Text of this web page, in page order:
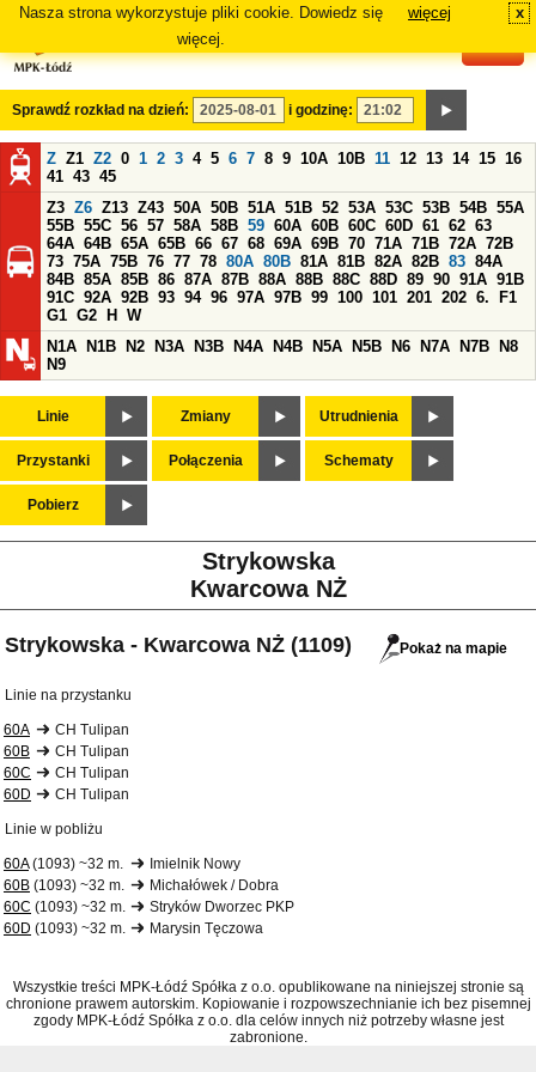
Nasza strona wykorzystuje pliki cookie. Dowiedz się
więcej.
więcej x
Sprawdź rozkład na dzień: i godzinę:
Z Z1 Z2 0 1 2 3 4 5 6 7 8 9 10A 10B 11 12 13 14 15 16
41 43 45
Z3 Z6 Z13 Z43 50A 50B 51A 51B 52 53A 53C 53B 54B 55A
55B 55C 56 57 58A 58B 59 60A 60B 60C 60D 61 62 63
64A 64B 65A 65B 66 67 68 69A 69B 70 71A 71B 72A 72B
73 75A 75B 76 77 78 80A 80B 81A 81B 82A 82B 83 84A
84B 85A 85B 86 87A 87B 88A 88B 88C 88D 89 90 91A 91B
91C 92A 92B 93 94 96 97A 97B 99 100 101 201 202 6.
F1
G1 G2 H
W
N1A
N1B N2 N3A N3B N4A N4B N5A N5B N6 N7A N7B
N8
N9
Linie Zmiany Utrudnienia
Przystanki Połączenia Schematy
Pobierz
Strykowska
Kwarcowa NŻ
Strykowska - Kwarcowa NŻ (1109) Pokaż na mapie
Linie na przystanku
60A
CH Tulipan
60B
CH Tulipan
60C
CH Tulipan
60D
CH Tulipan
Linie w pobliżu
60A(1093) ~32 m.
Imielnik Nowy
60B (1093) ~32 m.
Michałówek / Dobra
60C (1093) ~32 m.
Stryków Dworzec PKP
60D (1093) ~32 m. Marysin Tęczowa
Wszystkie treści MPK-Łódź Spółka z o.o. opublikowane na niniejszej stronie są
chronione prawem autorskim. Kopiowanie i rozpowszechnianie ich bez pisemnej
zgody MPK-Łódź Spółka z o.o. dla celów innych niż potrzeby własne jest
zabronione.